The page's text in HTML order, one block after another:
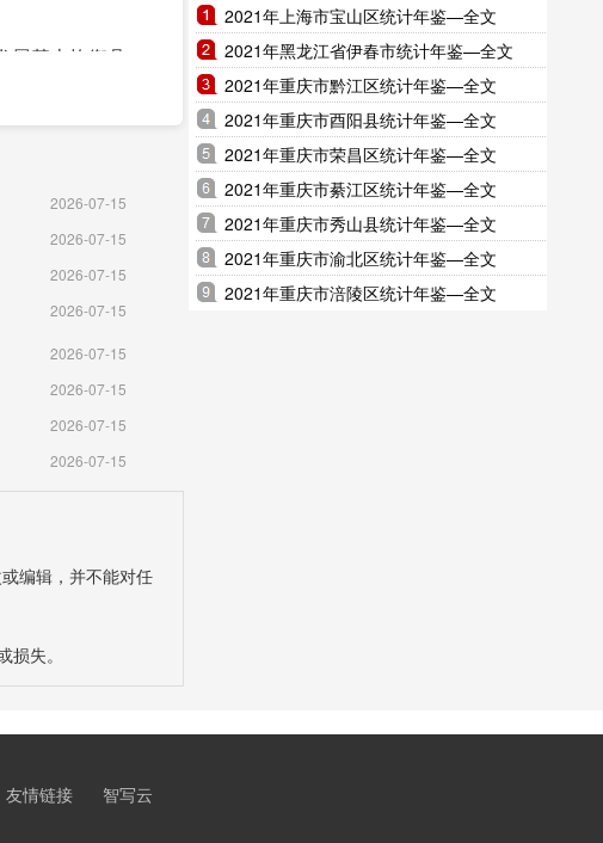
展基本均衡县
得阶段性成
收入增幅连续
态园林城市，
点上盆景、线
会矛盾纠纷调
安诸暨、法
件事”、全流
程招投标均
艺小镇、珍珠
够，传统产
台建设、人才
会治理、安
握国家和省
国家迈入高收
2026-07-15
2026-07-15
2026-07-15
2026-07-15
2026-07-15
2026-07-15
2026-07-15
2026-07-15
编辑，并不能对任
失。
2021年上海市宝山区统计年鉴—全文
2021年黑龙江省伊春市统计年鉴—全文
2021年重庆市黔江区统计年鉴—全文
2021年重庆市酉阳县统计年鉴—全文
2021年重庆市荣昌区统计年鉴—全文
2021年重庆市綦江区统计年鉴—全文
2021年重庆市秀山县统计年鉴—全文
2021年重庆市渝北区统计年鉴—全文
2021年重庆市涪陵区统计年鉴—全文
友情链接 智写云